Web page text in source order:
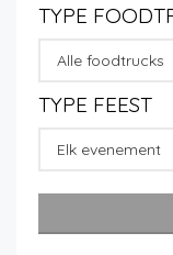
TYPE
Alle foodtrucks
TYPE FEEST
Elk evenement